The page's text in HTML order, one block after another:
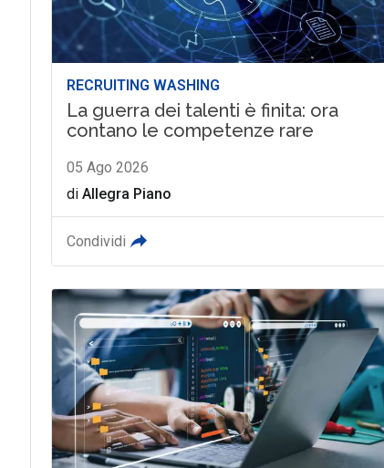
RECRUITING WASHING
La guerra dei talenti è finita: ora
contano le competenze rare
05 Ago 2026
di Allegra Piano
Condividi